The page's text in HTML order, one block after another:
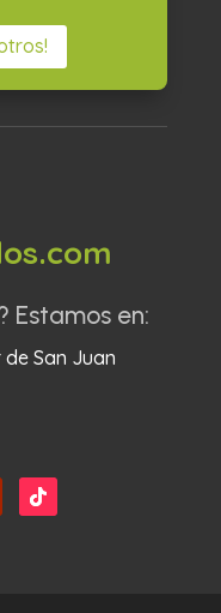
Estamos en:
San Juan